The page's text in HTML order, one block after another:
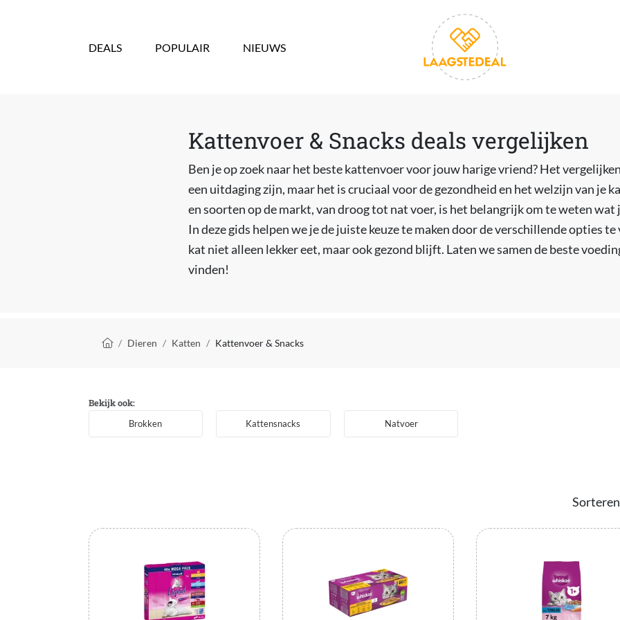
DEALS POPULAIR NIEUWS
Kattenvoer & Snacks deals vergelijken
Ben je op zoek naar het beste kattenvoer voor jouw harige vriend? Het
een uitdaging zijn, maar het is cruciaal voor de gezondheid en het welzijn van je
en soorten op de markt, van droog tot nat voer, is het belangrijk om te weten
In deze gids helpen we je de juiste keuze te maken door de verschillende opties
kat niet alleen lekker eet, maar ook gezond blijft. Laten we samen de beste
vinden!
Kruimelpad
Dieren Katten Kattenvoer & Snacks
Bekijk ook:
Brokken
Kattensnacks Natvoer